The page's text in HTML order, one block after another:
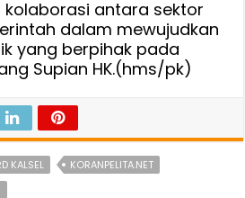
antara sektor
dalam mewujudkan
yang berpihak pada
Supian HK.(hms/pk)
KALSEL
KORANPELITA.NET